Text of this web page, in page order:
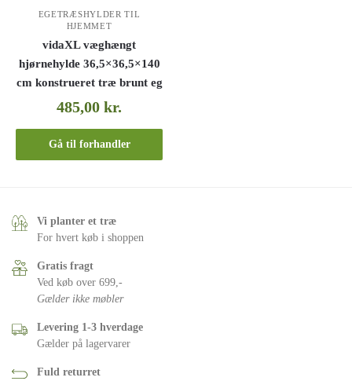
EGETRÆSHYLDER TIL
HJEMMET
vidaXL væghængt
hjørnehylde 36,5×36,5×140
cm konstrueret træ brunt eg
485,00kr.
Gå til forhandler
Vi planter et træ
For hvert køb i shoppen
Gratis fragt
Ved køb over 699,-
Gælder ikke møbler
Levering 1-3 hverdage
Gælder på lagervarer
Fuld returret